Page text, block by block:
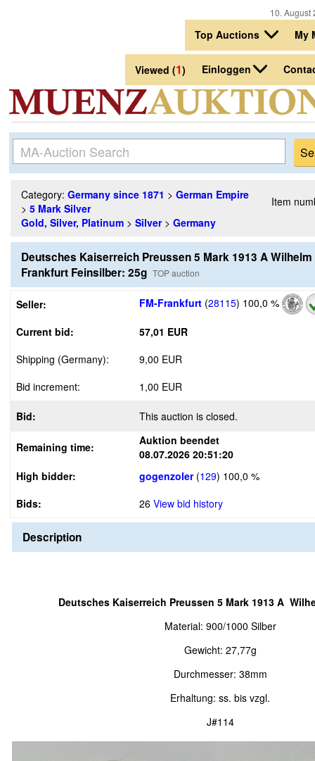
10.
Top Auctions My
Viewed (1) Einloggen
Category: Germany since 1871 > German Empire
> 5 Mark Silver
Gold, Silver, Platinum > Silver> Germany
Item
Deutsches Kaiserreich Preussen 5 Mark 1913 A Wilhelm
Frankfurt Feinsilber: 25g TOP auction
Seller: FM-Frankfurt (28115) 100,0 %
Current bid:
57,01 EUR
Shipping (Germany):
9,00 EUR
Bid increment:
1,00 EUR
Bid: This auction is closed.
Remaining time:
Auktion beendet
08.07.2026 20:51:20
High bidder:
gogenzoler(129) 100,0 %
Bids:
26 View bid history
Description
Deutsches Kaiserreich Preussen 5 Mark 1913 A
Material: 900/1000 Silber
Gewicht: 27,77g
Durchmesser: 38mm
Erhaltung: ss. bis vzgl.
J#114